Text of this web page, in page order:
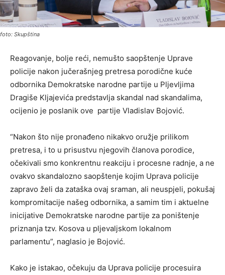
foto: Skupština
Reagovanje, bolje reći, nemušto saopštenje Uprave
policije nakon jučerašnjeg pretresa porodične kuće
odbornika Demokratske narodne partije u Pljevljima
Dragiše Kljajevića predstavlja skandal nad skandalima,
ocijenio je poslanik ove partije Vladislav Bojović.
“Nakon što nije pronađeno nikakvo oružje prilikom
pretresa, i to u prisustvu njegovih članova porodice,
očekivali smo konkrentnu reakciju i procesne radnje, a ne
ovakvo skandalozno saopštenje kojim Uprava policije
zapravo želi da zataška ovaj sraman, ali neuspjeli, pokušaj
kompromitacije našeg odbornika, a samim tim i aktuelne
inicijative Demokratske narodne partije za poništenje
priznanja tzv. Kosova u pljevaljskom lokalnom
parlamentu”, naglasio je Bojović.
Kako je istakao, očekuju da Uprava policije procesuira